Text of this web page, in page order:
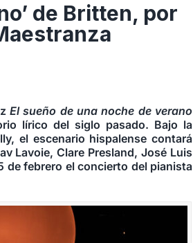
de Britten, por
El sueño de una noche de verano
lírico del siglo pasado. Bajo la
el escenario hispalense contará
Lavoie, Clare Presland, José Luis
de febrero el concierto del pianista